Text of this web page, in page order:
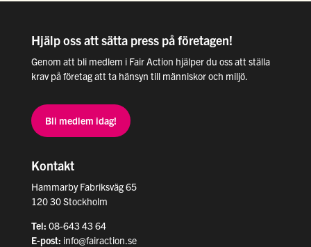
Hjälp oss att sätta press på företagen!
Genom att bli medlem i Fair Action hjälper du oss att ställa
krav på företag att ta hänsyn till människor och miljö.
Bli medlem idag!
Kontakt
Hammarby Fabriksväg 65
120 30 Stockholm
Tel: 08-643 43 64
E-post: info@fairaction.se